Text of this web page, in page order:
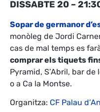
DISSABTE 20 –
Sopar de germanor
monòleg de Jordi
cas de mal temps es
comprar els tiquets
Pyramid, S’Abril, bar
o a Ca la Montse.
Organitza: CF Palau